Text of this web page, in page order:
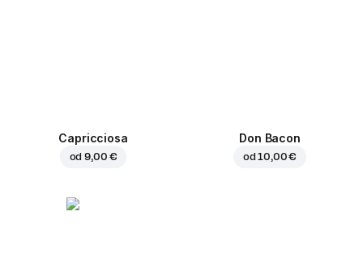
Capricciosa
od9,00 €
Don Bacon
od10,00 €